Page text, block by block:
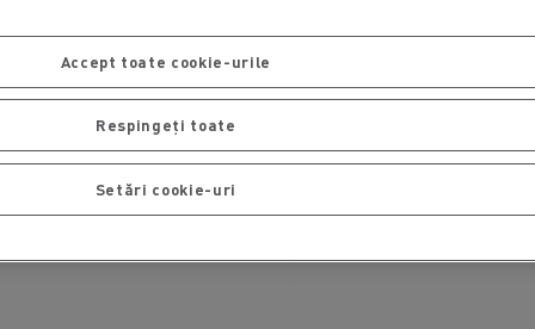
Accept toate cookie-urile
Respingeți toate
Setări cookie-uri